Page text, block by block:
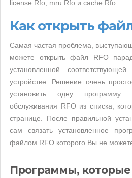
license.Rfo, mru.Rfo и cache.Rfo.
Как открыть
Самая частая проблема,
можете открыть файл RFO
установленной
устройстве. Решение очень
установить одну
обслуживания RFO из списка,
странице. После правильной
сам связать установленное
файлом RFO которого Вы не
Программы,